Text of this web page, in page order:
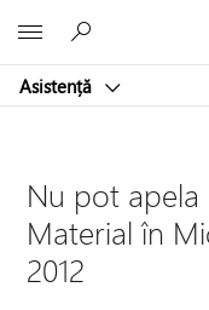
Asistență
Nu pot apela
Material în
2012